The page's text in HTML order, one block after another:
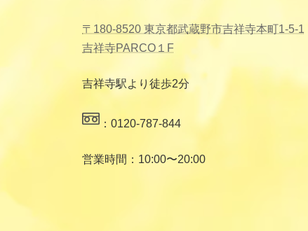
〒180-8520 東京都武蔵野市吉祥寺本町1-5-1
吉祥寺PARCO１F
吉祥寺駅より徒歩2分
：0120-787-844
営業時間：10:00〜20:00